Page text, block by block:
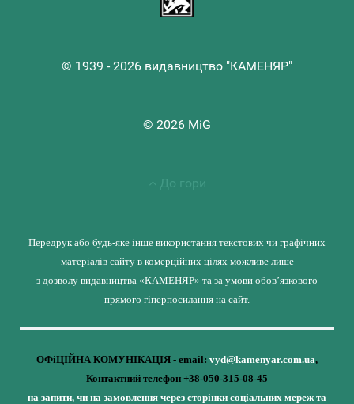
© 1939 - 2026 видавництво "КАМЕНЯР"
© 2026 MiG
До гори
Передрук або будь-яке інше використання текстових чи графічних
матеріалів сайту в комерційних цілях можливе лише
з дозволу видавництва «КАМЕНЯР» та за умови обов’язкового
прямого гіперпосилання на сайт.
ОФіЦІЙНА КОМУНІКАЦІЯ - email: vyd@kamenyar.com.ua,
Контактний телефон +38-050-315-08-45
на запити, чи на замовлення через сторінки соціальних мереж та